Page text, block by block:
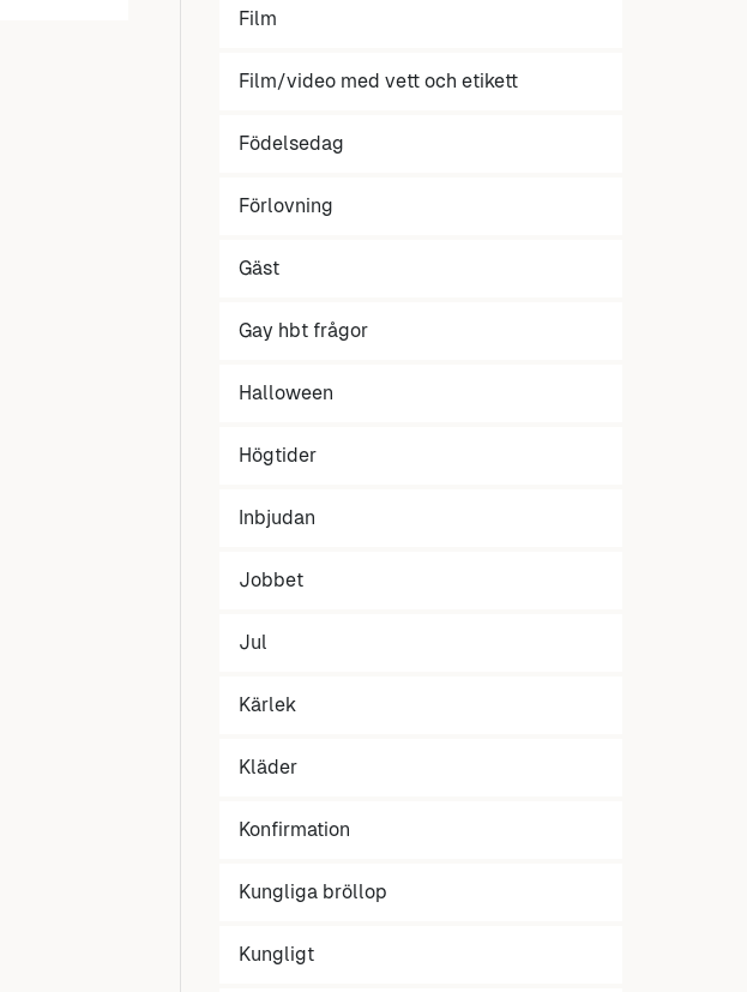
Film
Film/video med vett och etikett
Födelsedag
Förlovning
Gäst
Gay hbt frågor
Halloween
Högtider
Inbjudan
Jobbet
Jul
Kärlek
Kläder
Konfirmation
Kungliga bröllop
Kungligt